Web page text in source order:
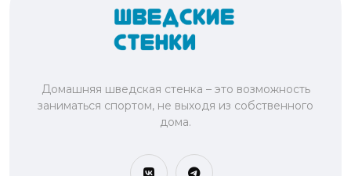
Домашняя шведская стенка – это возможность
заниматься спортом, не выходя из собственного
дома.